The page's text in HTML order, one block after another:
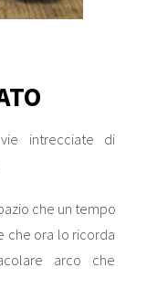
intrecciate di
che un tempo
che ora lo ricorda
arco che